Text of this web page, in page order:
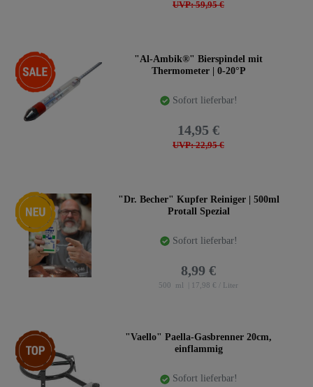
UVP: 59,95 €
-35%
"Al-Ambik®" Bierspindel mit
Thermometer | 0-20°P
Sofort lieferbar!
UVP: 22,95 €
14,95 €
Neuheit
"Dr. Becher" Kupfer Reiniger | 500ml
Protall Spezial
Sofort lieferbar!
8,99 €
500 ml | 17,98 € / Liter
Top-Artikel
"Vaello" Paella-Gasbrenner 20cm,
einflammig
Sofort lieferbar!